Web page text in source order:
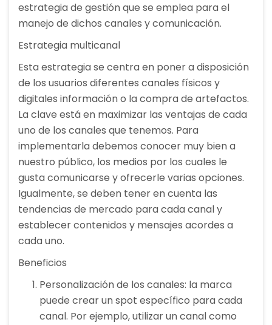
estrategia de gestión que se emplea para el
manejo de dichos canales y comunicación.
Estrategia multicanal
Esta estrategia se centra en poner a disposición
de los usuarios diferentes canales físicos y
digitales información o la compra de artefactos.
La clave está en maximizar las ventajas de cada
uno de los canales que tenemos. Para
implementarla debemos conocer muy bien a
nuestro público, los medios por los cuales le
gusta comunicarse y ofrecerle varias opciones.
Igualmente, se deben tener en cuenta las
tendencias de mercado para cada canal y
establecer contenidos y mensajes acordes a
cada uno.
Beneficios
Personalización de los canales: la marca
puede crear un spot específico para cada
canal. Por ejemplo, utilizar un canal como